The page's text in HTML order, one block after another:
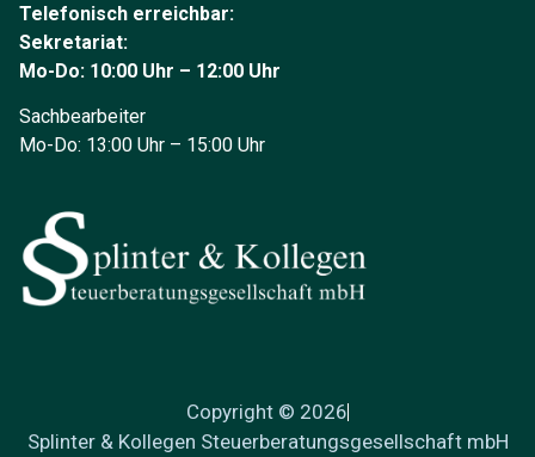
Telefonisch erreichbar:
Sekretariat:
Mo-Do: 10:00 Uhr – 12:00 Uhr
Sachbearbeiter
Mo-Do: 13:00 Uhr – 15:00 Uhr
Copyright © 2026
Splinter & Kollegen Steuerberatungsgesellschaft mbH